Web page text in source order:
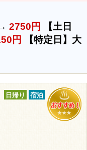
2750円
【土日
円
【特定日】大
日帰り 宿泊